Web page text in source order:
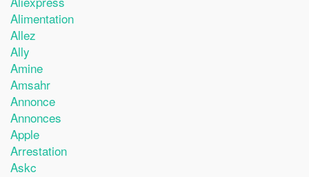
Alimentation
Allez
Ally
Amine
Amsahr
Annonce
Annonces
Apple
Arrestation
Askc